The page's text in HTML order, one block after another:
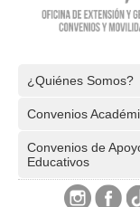
¿Quiénes Somos?
Convenios
Convenios de
Educativos